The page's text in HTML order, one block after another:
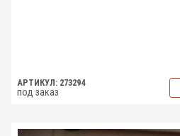
АРТИКУЛ: 273294
под заказ